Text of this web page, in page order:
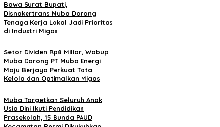
Bawa Surat Bupati,
Disnakertrans Muba Dorong
Tenaga Kerja Lokal Jadi Prioritas
di Industri Migas
Setor Dividen Rp8 Miliar, Wabup
Muba Dorong PT Muba Energi
Maju Berjaya Perkuat Tata
Kelola dan Optimalkan Migas
Muba Targetkan Seluruh Anak
Usia Dini Ikuti Pendidikan
Prasekolah, 15 Bunda PAUD